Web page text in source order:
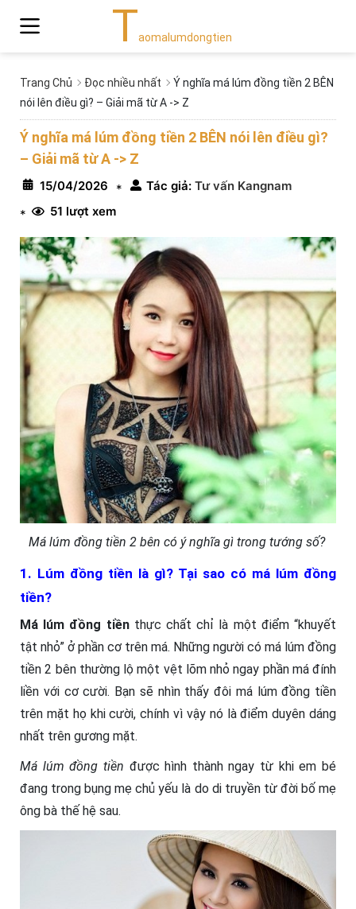
Taomalumdongtien
Trang Chủ Đọc nhiều nhất
Ý nghĩa má lúm đồng tiền 2 BÊN
nói lên điều gì? – Giải mã từ A -> Z
Ý nghĩa má lúm đồng tiền 2 BÊN nói lên điều gì?
– Giải mã từ A -> Z
15/04/2026 * Tác giả: Tư vấn Kangnam
*
51 lượt xem
Má lúm đồng tiền 2 bên có ý nghĩa gì trong tướng số?
1. Lúm đồng tiền là gì? Tại sao có má lúm đồng
tiền?
Má lúm đồng tiền thực chất chỉ là một điểm “khuyết
tật nhỏ” ở phần cơ trên má. Những người có má lúm đồng
tiền 2 bên thường lộ một vệt lõm nhỏ ngay phần má đính
liền với cơ cười. Bạn sẽ nhìn thấy đôi má lúm đồng tiền
trên mặt họ khi cười, chính vì vậy nó là điểm duyên dáng
nhất trên gương mặt.
Má lúm đồng tiền được hình thành ngay từ khi em bé
đang trong bụng mẹ chủ yếu là do di truyền từ đời bố mẹ
ông bà thế hệ sau.